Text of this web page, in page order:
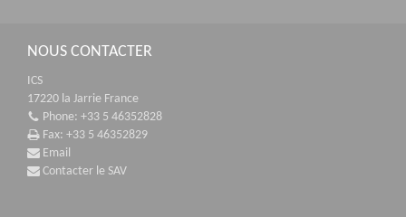
NOUS CONTACTER
ICS
17220 la Jarrie France
Phone: +33 5 46352828
Fax: +33 5 46352829
Email
Contacter le SAV